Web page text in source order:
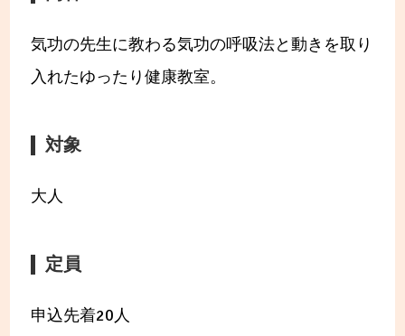
気功の先生に教わる気功の呼吸法と動きを取り
入れたゆったり健康教室。
対象
大人
定員
申込先着20人